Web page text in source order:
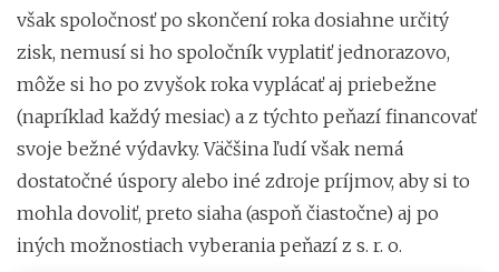
však spoločnosť po skončení roka dosiahne určitý
zisk, nemusí si ho spoločník vyplatiť jednorazovo,
môže si ho po zvyšok roka vyplácať aj priebežne
(napríklad každý mesiac) a z týchto peňazí financovať
svoje bežné výdavky. Väčšina ľudí však nemá
dostatočné úspory alebo iné zdroje príjmov, aby si to
mohla dovoliť, preto siaha (aspoň čiastočne) aj po
iných možnostiach vyberania peňazí z s. r. o.